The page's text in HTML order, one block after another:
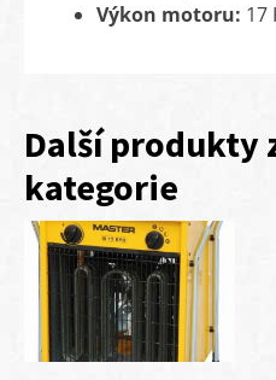
Výkon motoru: 17
Další produkty
kategorie